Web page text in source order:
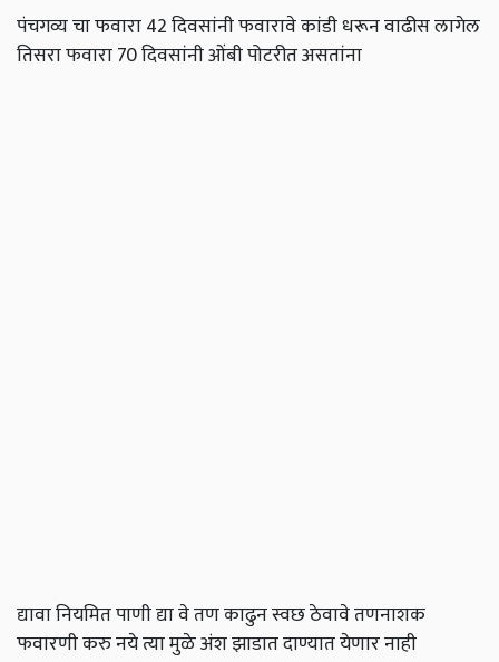
पंचगव्य चा फवारा 42 दिवसांनी फवारावे कांडी धरून वाढीस लागेल
तिसरा फवारा 70 दिवसांनी ओंबी पोटरीत असतांना
द्यावा नियमित पाणी द्या वे तण काढुन स्वछ ठेवावे तणनाशक
फवारणी करु नये त्या मुळे अंश झाडात दाण्यात येणार नाही